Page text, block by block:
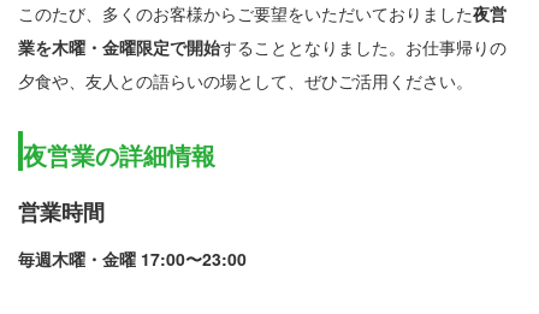
このたび、多くのお客様からご要望をいただいておりました夜営
業を木曜・金曜限定で開始することとなりました。お仕事帰りの
夕食や、友人との語らいの場として、ぜひご活用ください。
夜営業の詳細情報
営業時間
毎週木曜・金曜 17:00〜23:00